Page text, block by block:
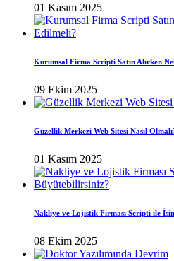
01 Kasım 2025
Kurumsal Firma Scripti Satın Alırken
09 Ekim 2025
Güzellik Merkezi Web Sitesi Nasıl
01 Kasım 2025
Nakliye ve Lojistik Firması Scripti ile
08 Ekim 2025